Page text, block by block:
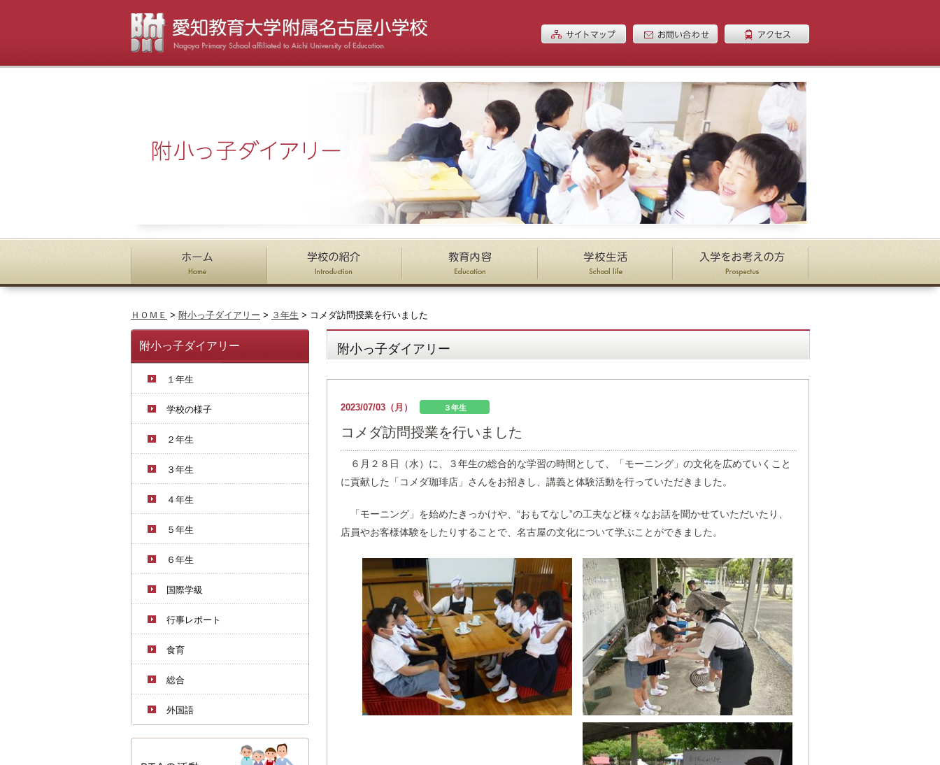
ＨＯＭＥ > 附小っ子ダイアリー > ３年生 > コメダ訪問授業を行いました
附小っ子ダイアリー
１年生
学校の様子
２年生
３年生
４年生
５年生
６年生
国際学級
行事レポート
食育
総合
外国語
附小っ子ダイアリー
2023/07/03（月） ３年生
コメダ訪問授業を行いました
６月２８日（水）に、３年生の総合的な学習の時間として、「モーニング」の文化を広めていくこと
に貢献した「コメダ珈琲店」さんをお招きし、講義と体験活動を行っていただきました。
「モーニング」を始めたきっかけや、“おもてなし”の工夫など様々なお話を聞かせていただいたり、
店員やお客様体験をしたりすることで、名古屋の文化について学ぶことができました。